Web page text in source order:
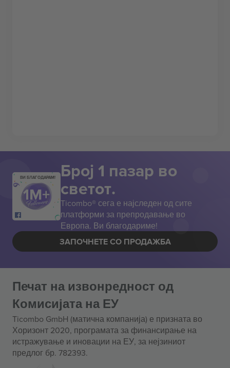
ВИ БЛАГОДАРАМ! Број 1 пазар во
светот.
Ticombo® сега е најследен од сите
платформи за препродавање во
Европа. Ви благодариме!
ЗАПОЧНЕТЕ СО ПРОДАЖБА
Печат на извонредност од
Комисијата на ЕУ
Ticombo GmbH (матична компанија) е призната во
Хоризонт 2020, програмата за финансирање на
истражување и иновации на ЕУ, за нејзиниот
предлог бр. 782393.